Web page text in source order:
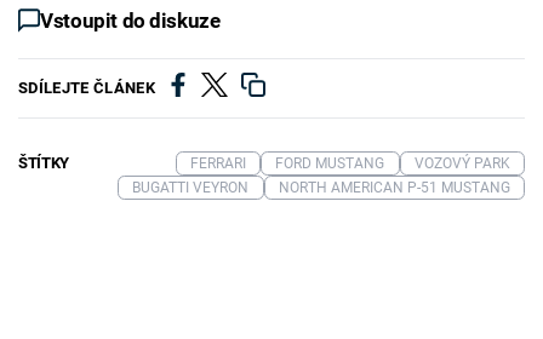
Vstoupit do diskuze
SDÍLEJTE ČLÁNEK
ŠTÍTKY FERRARI FORD MUSTANG
VOZOVÝ PARK
BUGATTI VEYRON
NORTH AMERICAN P-51 MUSTANG